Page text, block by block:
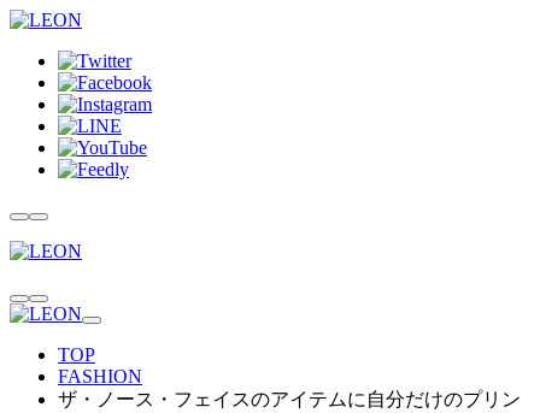
TOP
FASHION
ザ・ノース・フェイスのアイテムに自分だけのプリン